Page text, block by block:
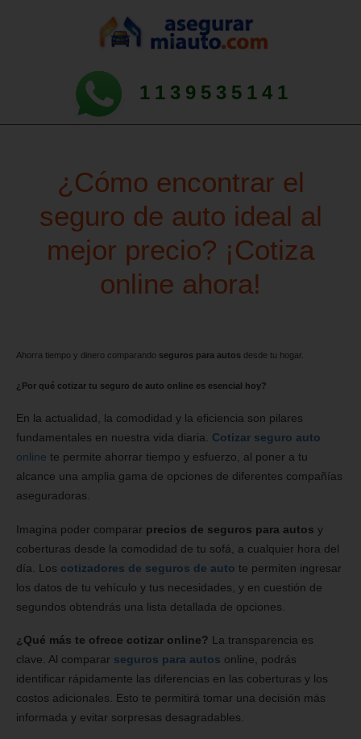
1139535141
¿Cómo encontrar el
seguro de auto ideal al
mejor precio? ¡Cotiza
online ahora!
Ahorra tiempo y dinero comparando seguros para autos desde tu hogar.
¿Por qué cotizar tu seguro de auto online es esencial hoy?
En la actualidad, la comodidad y la eficiencia son pilares
fundamentales en nuestra vida diaria. Cotizar seguro auto
online te permite ahorrar tiempo y esfuerzo, al poner a tu
alcance una amplia gama de opciones de diferentes compañías
aseguradoras.
Imagina poder comparar precios de seguros para autos y
coberturas desde la comodidad de tu sofá, a cualquier hora del
día. Los cotizadores de seguros de auto te permiten ingresar
los datos de tu vehículo y tus necesidades, y en cuestión de
segundos obtendrás una lista detallada de opciones.
¿Qué más te ofrece cotizar online? La transparencia es
clave. Al comparar seguros para autos online, podrás
identificar rápidamente las diferencias en las coberturas y los
costos adicionales. Esto te permitirá tomar una decisión más
informada y evitar sorpresas desagradables.